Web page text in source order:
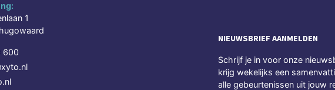
1
600
NIEUWSBRIEF AANMELDEN
Schrijf je in voor onze
krijg wekelijks een
alle gebeurtenissen uit jouw